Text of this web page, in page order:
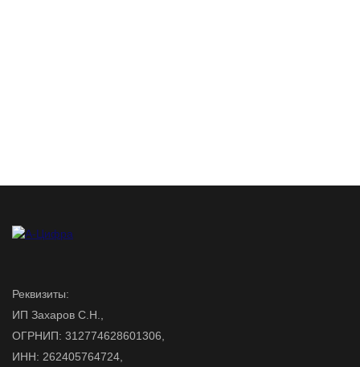
Реквизиты:
ИП Захаров С.Н.,
ОГРНИП: 312774628601306,
ИНН: 262405764724,